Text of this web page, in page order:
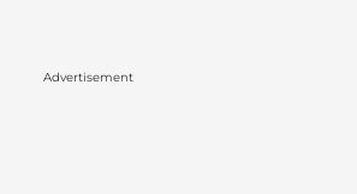
Advertisement